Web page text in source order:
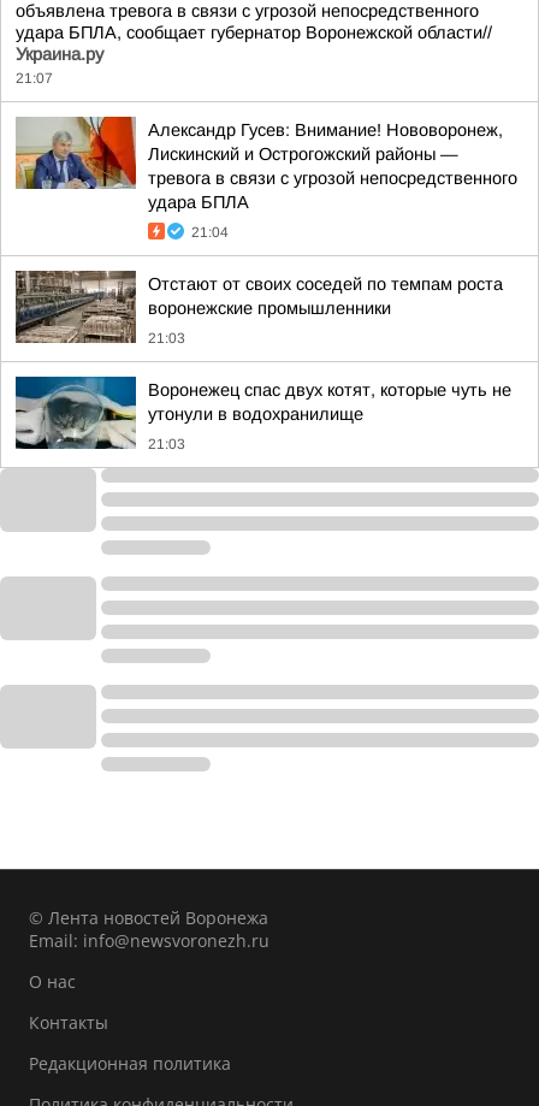
объявлена тревога в связи с угрозой непосредственного
удара БПЛА, сообщает губернатор Воронежской области//
Украина.ру
21:07
Александр Гусев: Внимание! Нововоронеж,
Лискинский и Острогожский районы —
тревога в связи с угрозой непосредственного
удара БПЛА
21:04
Отстают от своих соседей по темпам роста
воронежские промышленники
21:03
Воронежец спас двух котят, которые чуть не
утонули в водохранилище
21:03
© Лента новостей Воронежа
Email: info@newsvoronezh.ru
О нас
Контакты
Редакционная политика